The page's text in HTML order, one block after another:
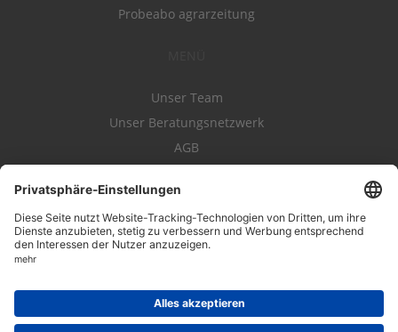
Probeabo agrarzeitung
Unser Team
Unser Beratungsnetzwerk
AGB
Datenschutz
Impressum
Kontakt